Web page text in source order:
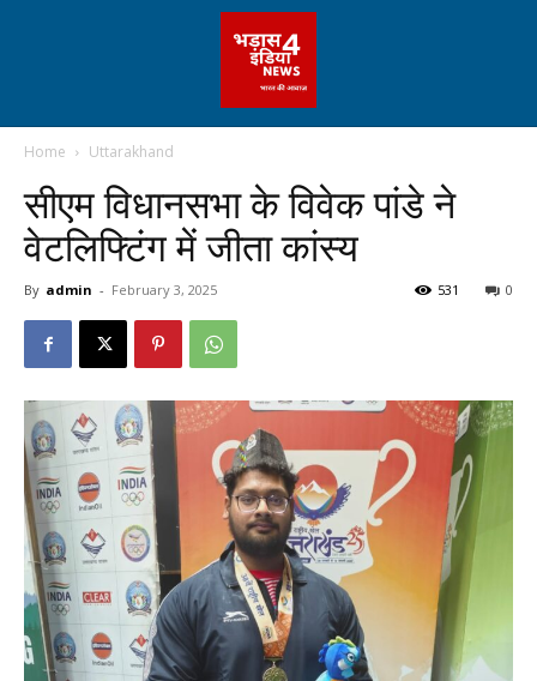
Home Uttarakhand
सीएम विधानसभा के विवेक पांडे ने
वेटलिफ्टिंग में जीता कांस्य
By admin - February 3, 2025 0
531